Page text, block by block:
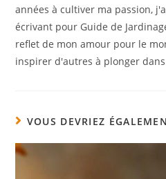
années à cultiver ma passion,
écrivant pour Guide de
reflet de mon amour pour le
inspirer d'autres à plonger
VOUS DEVRIEZ